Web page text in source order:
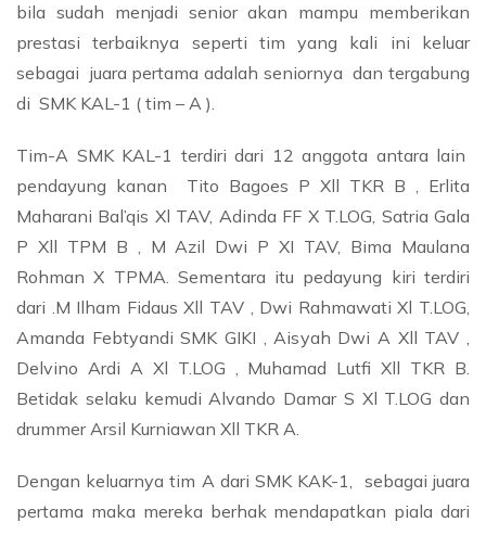
bila sudah menjadi senior akan mampu memberikan
prestasi terbaiknya seperti tim yang kali ini keluar
sebagai juara pertama adalah seniornya dan tergabung
di SMK KAL-1 ( tim – A ).
Tim-A SMK KAL-1 terdiri dari 12 anggota antara lain
pendayung kanan Tito Bagoes P Xll TKR B , Erlita
Maharani Bal’qis Xl TAV, Adinda FF X T.LOG, Satria Gala
P Xll TPM B , M Azil Dwi P XI TAV, Bima Maulana
Rohman X TPMA. Sementara itu pedayung kiri terdiri
dari .M Ilham Fidaus Xll TAV , Dwi Rahmawati Xl T.LOG,
Amanda Febtyandi SMK GIKI , Aisyah Dwi A Xll TAV ,
Delvino Ardi A Xl T.LOG , Muhamad Lutfi Xll TKR B.
Betidak selaku kemudi Alvando Damar S Xl T.LOG dan
drummer Arsil Kurniawan Xll TKR A.
Dengan keluarnya tim A dari SMK KAK-1, sebagai juara
pertama maka mereka berhak mendapatkan piala dari